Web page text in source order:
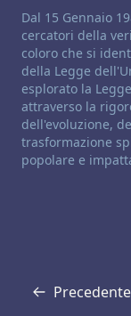
Disclaimer di
Dal 15 Gennaio
cercatori della
coloro che si
della Legge
esplorato la
attraverso la
dell'evoluzione,
trasformazione
popolare e
Precedente
Trascrizione